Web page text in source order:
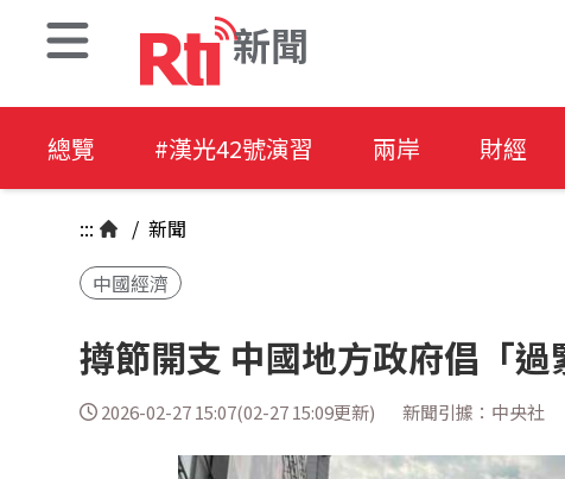
新聞
總覽 #漢光42號演習 兩岸 財經
::: / 新聞
中國經濟
撙節開支 中國地方政府倡「過
2026-02-27 15:07(02-27 15:09更新) 新聞引據：中央社